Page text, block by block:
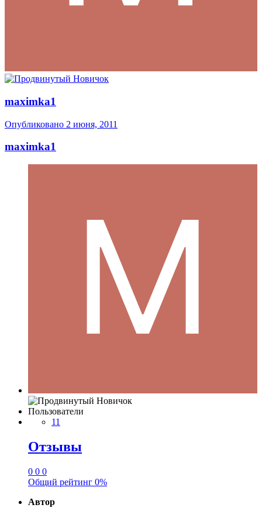
maximka1
Опубликовано 2 июня, 2011
maximka1
Пользователи
11
Отзывы
0 0 0
Общий рейтинг 0%
Автор